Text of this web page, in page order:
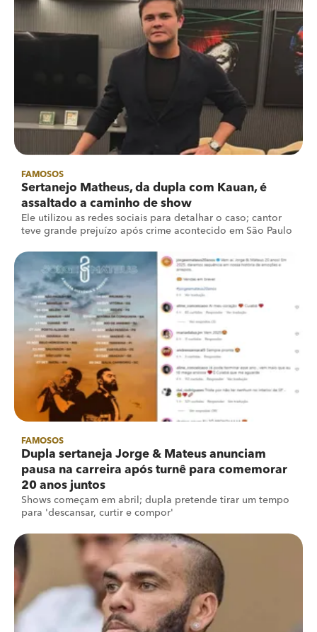
FAMOSOS
Sertanejo Matheus, da dupla com Kauan, é
assaltado a caminho de show
Ele utilizou as redes sociais para detalhar o caso; cantor
teve grande prejuízo após crime acontecido em São Paulo
FAMOSOS
Dupla sertaneja Jorge & Mateus anunciam
pausa na carreira após turnê para comemorar
20 anos juntos
Shows começam em abril; dupla pretende tirar um tempo
para 'descansar, curtir e compor'